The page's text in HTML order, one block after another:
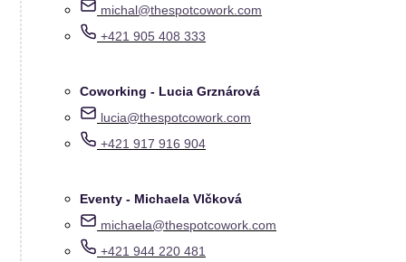
michal@thespotcowork.com
+421 905 408 333
Coworking - Lucia Grznárová
lucia@thespotcowork.com
+421 917 916 904
Eventy - Michaela Vlčková
michaela@thespotcowork.com
+421 944 220 481